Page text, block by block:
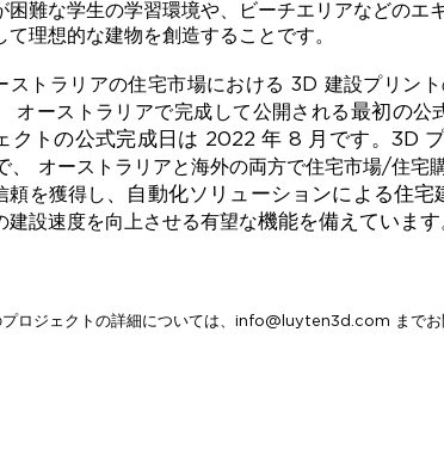
困難な学生の学習環境や、ビーチエリアなどのエ
て理想的な建物を創造することです。
ストラリアの住宅市場における 3D 建設プリン
オーストラリアで完成して公開される最初の公
クトの公式完成日は 2022 年 8 月です。3D
、 オーストラリアと海外の両方で住宅市場/住宅
頼 を獲得し 、自動化ソリューションによる住宅
建設速度を向上させる有望な機能を備えています
ロジェクトの詳細については、 info@luyten3d.com まで